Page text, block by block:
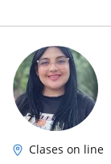
Clases on line